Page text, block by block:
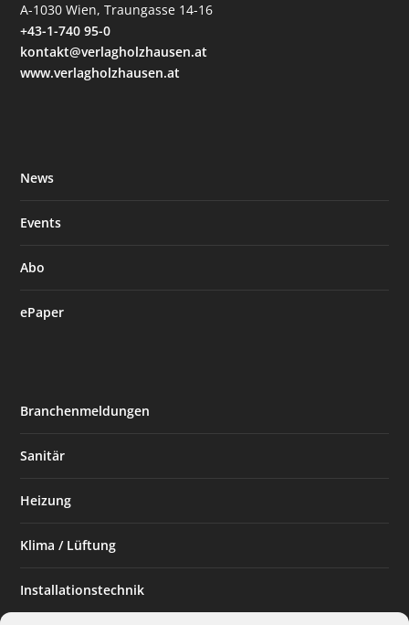
A-1030 Wien, Traungasse 14-16
+43-1-740 95-0
kontakt@verlagholzhausen.at
www.verlagholzhausen.at
News
Events
Abo
ePaper
Branchenmeldungen
Sanitär
Heizung
Klima / Lüftung
Installationstechnik